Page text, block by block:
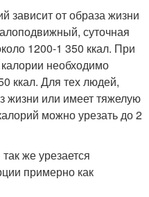
зависит от образа жизни
суточная
1200-1 350 ккал. При
необходимо
ккал. Для тех людей,
жизни или имеет тяжелую
можно урезать до 2
же урезается
примерно как